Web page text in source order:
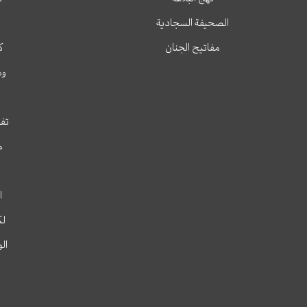
الصحيفة السجادية
مفاتيح الجنان